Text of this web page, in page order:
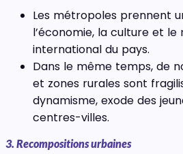
Les métropoles prennent
l’économie, la culture et
international du pays.
Dans le même temps, de
et zones rurales sont
dynamisme, exode des
centres-villes.
3. Recompositions urbaines